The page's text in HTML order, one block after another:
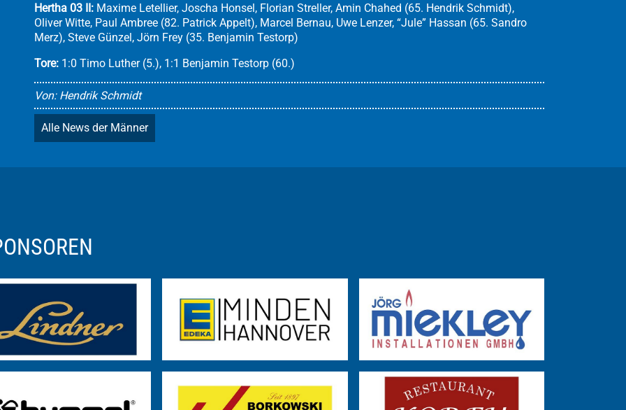
Hertha 03 II: Maxime Letellier, Joscha Honsel, Florian Streller, Amin Chahed (65. Hendrik Schmidt),
Oliver Witte, Paul Ambree (82. Patrick Appelt), Marcel Bernau, Uwe Lenzer, “Jule” Hassan (65. Sandro
Merz), Steve Günzel, Jörn Frey (35. Benjamin Testorp)
Tore: 1:0 Timo Luther (5.), 1:1 Benjamin Testorp (60.)
Von: Hendrik Schmidt
Alle News der Männer